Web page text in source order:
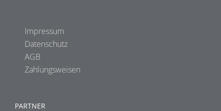
Impressum
Datenschutz
AGB
Zahlungsweisen
PARTNER